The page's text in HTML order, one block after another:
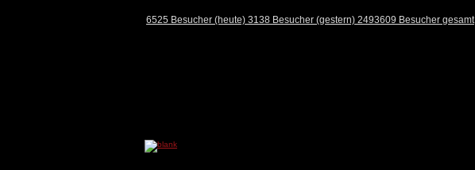
6525 Besucher (heute) 3138 Besucher (gestern) 2493609 Besucher gesamt